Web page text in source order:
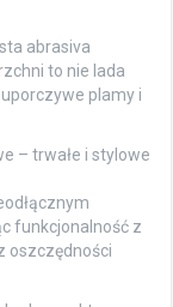
abrasiva
to nie lada
plamy i
– trwałe i stylowe
funkcjonalność z
oszczędności